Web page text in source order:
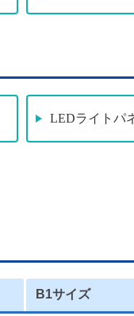
LEDライトパ
B1サイズ